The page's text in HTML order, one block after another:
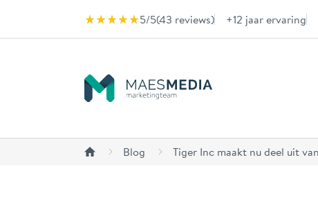
5/5(43 reviews) +12 jaar ervaring
Blog Tiger Inc maakt nu deel uit